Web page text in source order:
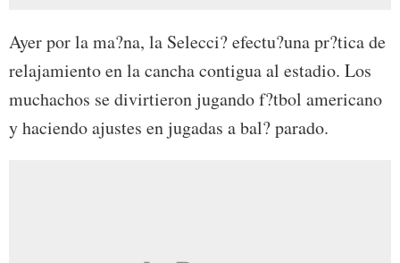
Ayer por la ma?na, la Selecci? efectu?una pr?tica de
relajamiento en la cancha contigua al estadio. Los
muchachos se divirtieron jugando f?tbol americano
y haciendo ajustes en jugadas a bal? parado.